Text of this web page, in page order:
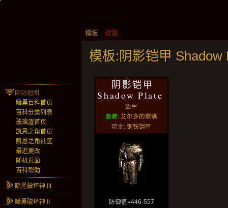
模板:阴影铠甲 Shadow
阴影铠甲
Shadow Plate
盔甲
套装:艾尔多的欺瞒
暗金:钢铁铠甲
防御值=446-557
模板 讨论
网站地图
暗黑百科首页
百科分类列表
玻璃渣首页
凯恩之角首页
凯恩之角社区
最近更改
随机页面
百科帮助
暗黑破坏神 III
暗黑破坏神 II